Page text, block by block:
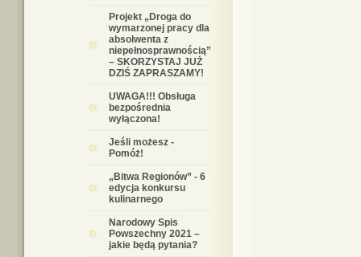
Projekt „Droga do
wymarzonej pracy dla
absolwenta z
niepełnosprawnością”
– SKORZYSTAJ JUŻ
DZIŚ ZAPRASZAMY!
UWAGA!!! Obsługa
bezpośrednia
wyłączona!
Jeśli możesz -
Pomóż!
„Bitwa Regionów” - 6
edycja konkursu
kulinarnego
Narodowy Spis
Powszechny 2021 –
jakie będą pytania?